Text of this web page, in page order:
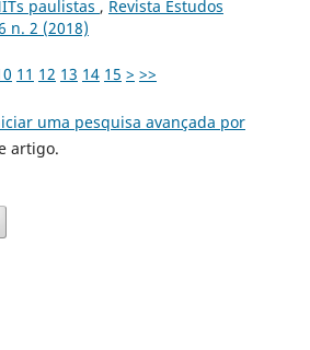
paulistas , Revista Estudos
n. 2 (2018)
11 12 13 14 15 > >>
uma pesquisa avançada por
artigo.